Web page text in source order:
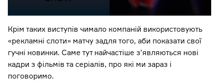
Крім таких виступів чимало компаній використовують
«рекламні слоти» матчу задля того, аби показати свої
гучні новинки. Саме тут найчастіше з’являються нові
кадри з фільмів та серіалів, про які ми зараз і
поговоримо.